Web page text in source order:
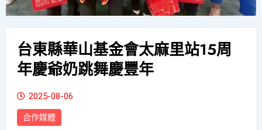
台東縣華山基金會太麻里站15周
年慶爺奶跳舞慶豐年
2025-08-06
合作媒體